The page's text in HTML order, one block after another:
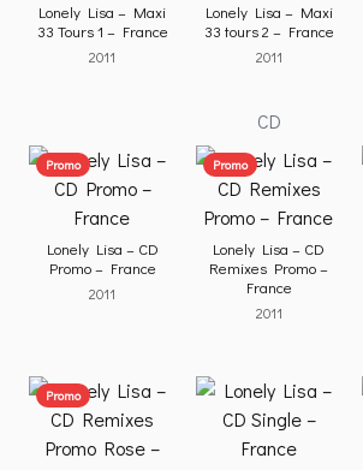
Lonely Lisa – Maxi
33 Tours 1 – France
2011
Lonely Lisa – Maxi
33 tours 2 – France
2011
CD
Promo
Lonely Lisa – CD
Promo – France
2011
Promo
Lonely Lisa – CD
Remixes Promo –
France
2011
Promo